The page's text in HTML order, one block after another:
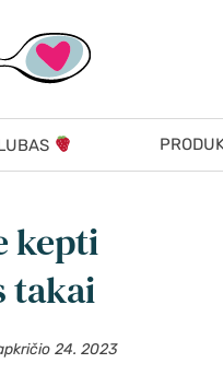
kepti
takai
24. 2023